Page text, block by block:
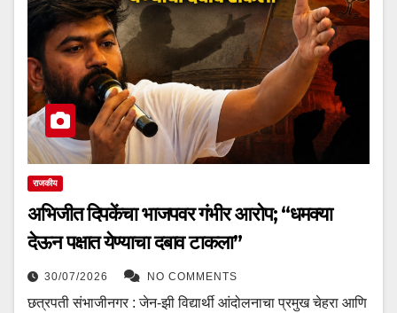
राजकीय
अभिजीत दिपकेंचा भाजपवर गंभीर आरोप; “धमक्या
देऊन पक्षात येण्याचा दबाव टाकला”
30/07/2026 NO COMMENTS
छत्रपती संभाजीनगर : जेन-झी विद्यार्थी आंदोलनाचा प्रमुख चेहरा आणि